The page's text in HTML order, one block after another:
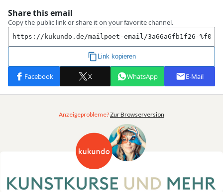
Anzeigeprobleme?Zur Browserversion